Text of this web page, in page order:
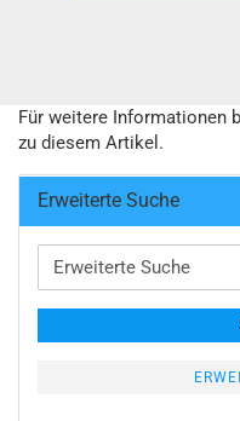
Für weitere Informationen
zu diesem Artikel.
Erweiterte Suche
Erweiterte
Suche